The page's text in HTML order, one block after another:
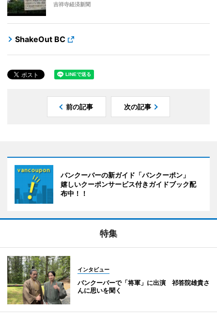
吉祥寺経済新聞
ShakeOut BC
前の記事 次の記事
バンクーバーの新ガイド「バンクーポン」
嬉しいクーポンサービス付きガイドブック配
布中！！
特集
インタビュー
バンクーバーで「将軍」に出演 祁答院雄貴さ
んに思いを聞く